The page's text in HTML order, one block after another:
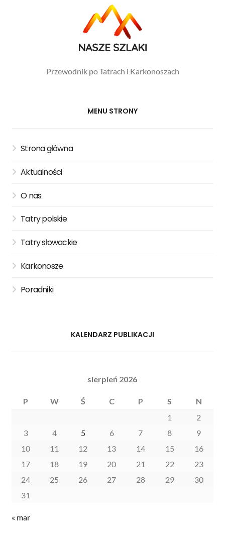
Przewodnik po Tatrach i Karkonoszach
MENU STRONY
Strona główna
Aktualności
O nas
Tatry polskie
Tatry słowackie
Karkonosze
Poradniki
KALENDARZ PUBLIKACJI
sierpień 2026
P W Ś C P S
N
1
2
3
4 5 6 7 8
9
10
11 12 13 14 15
16
17
18 19 20 21 22
23
24
25 26 27 28 29
30
31
« mar